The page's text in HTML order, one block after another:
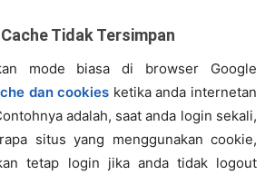
Tidak Tersimpan
mode biasa di browser Google
dan cookies ketika anda internetan
adalah, saat anda login sekali,
situs yang menggunakan cookie,
tetap login jika anda tidak logout